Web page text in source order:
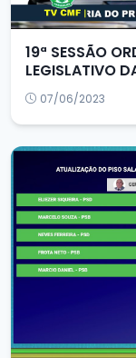
19ª SESSÃO
LEGISLATIVO
FORQUILHA/CE
07/06/2023